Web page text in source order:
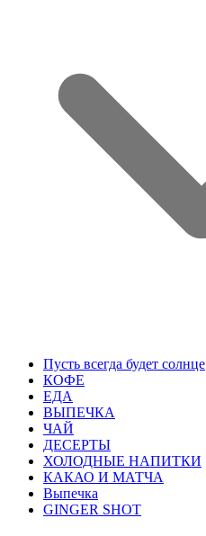
Пусть всегда будет солнце
КОФЕ
ЕДА
ВЫПЕЧКА
ЧАЙ
ДЕСЕРТЫ
ХОЛОДНЫЕ НАПИТКИ
КАКАО И МАТЧА
Выпечка
GINGER SHOT